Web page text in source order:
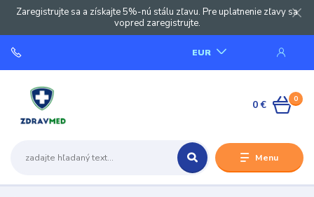
Zaregistrujte sa a získajte 5%-nú stálu zľavu. Pre uplatnenie zľavy sa
vopred zaregistrujte.
Menu
EUR
0
0 €